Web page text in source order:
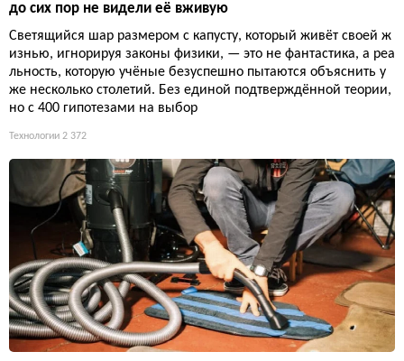
до сих пор не видели её вживую
Светящийся шар размером с капусту, который живёт своей ж
изнью, игнорируя законы физики, — это не фантастика, а реа
льность, которую учёные безуспешно пытаются объяснить у
же несколько столетий. Без единой подтверждённой теории,
но с 400 гипотезами на выбор
Технологии 2 372